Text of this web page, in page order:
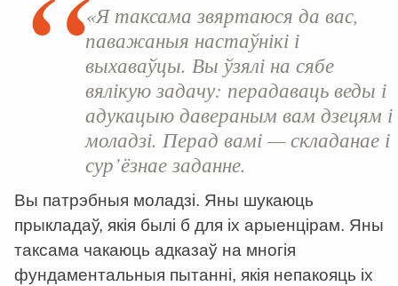
«Я таксама звяртаюся да вас,
паважаныя настаўнікі і
выхаваўцы. Вы ўзялі на сябе
вялікую задачу: перадаваць веды і
адукацыю давераным вам дзецям і
моладзі. Перад вамі — складанае і
сур’ёзнае заданне.
Вы патрэбныя моладзі. Яны шукаюць
прыкладаў, якія былі б для іх арыенцірам. Яны
таксама чакаюць адказаў на многія
фундаментальныя пытанні, якія непакояць іх